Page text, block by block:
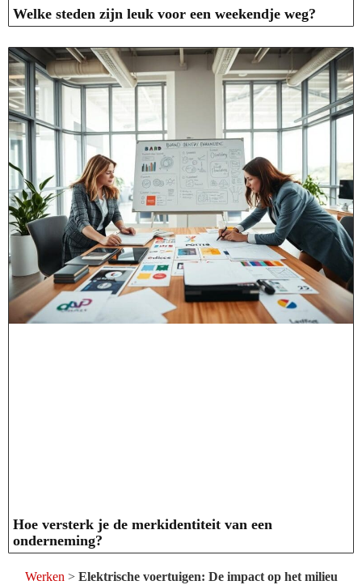
Welke steden zijn leuk voor een weekendje weg?
Hoe versterk je de merkidentiteit van een
onderneming?
Werken > Elektrische voertuigen: De impact op het milieu